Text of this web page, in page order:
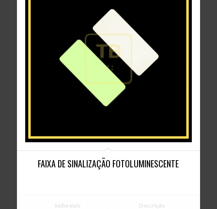
FAIXA DE SINALIZAÇÃO FOTOLUMINESCENTE
Saiba mais Descrição